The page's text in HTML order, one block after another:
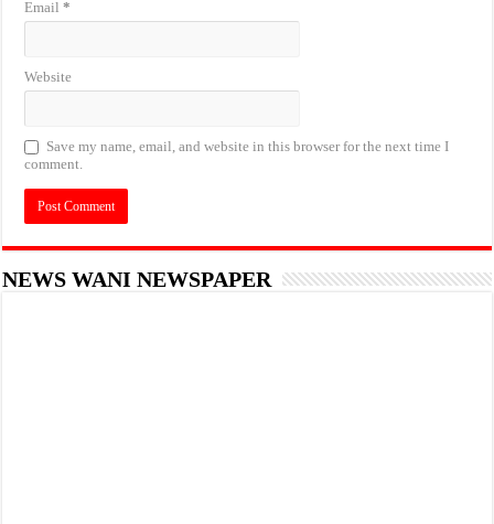
Email*
Website
Save my name, email, and website in this browser for the next time I
comment.
NEWS WANI NEWSPAPER